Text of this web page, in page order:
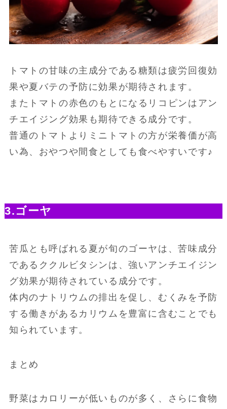
トマトの甘味の主成分である糖類は疲労回復効
果や夏バテの予防に効果が期待されます。
またトマトの赤色のもとになるリコピンはアン
チエイジング効果も期待できる成分です。
普通のトマトよりミニトマトの方が栄養価が高
い為、おやつや間食としても食べやすいです♪
3.ゴーヤ
苦瓜とも呼ばれる夏が旬のゴーヤは、苦味成分
であるククルビタシンは、強いアンチエイジン
グ効果が期待されている成分です。
体内のナトリウムの排出を促し、むくみを予防
する働きがあるカリウムを豊富に含むことでも
知られています。
まとめ
野菜はカロリーが低いものが多く、さらに食物